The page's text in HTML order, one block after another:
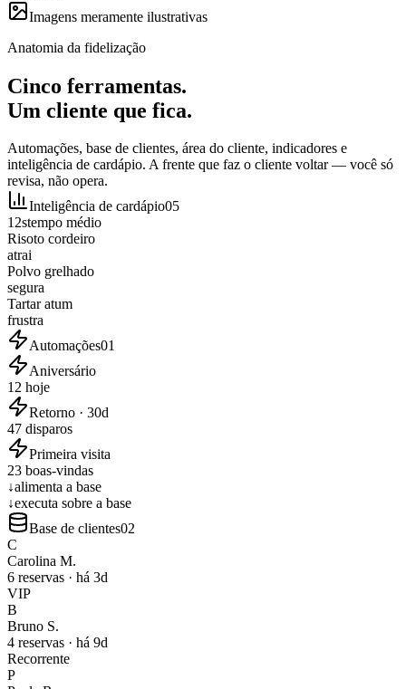
Imagens meramente ilustrativas
Anatomia da fidelização
Cinco ferramentas.
Um cliente que fica.
Automações, base de clientes, área do cliente, indicadores e
inteligência de cardápio. A frente que faz o cliente voltar — você só
revisa, não opera.
Inteligência de cardápio05
12stempo médio
Risoto cordeiro
atrai
Polvo grelhado
segura
Tartar atum
frustra
Automações01
Aniversário
12 hoje
Retorno · 30d
47 disparos
Primeira visita
23 boas-vindas
↓alimenta a base
↓executa sobre a base
Base de clientes02
C
Carolina M.
6 reservas · há 3d
VIP
B
Bruno S.
4 reservas · há 9d
Recorrente
P